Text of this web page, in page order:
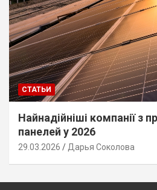
СТАТЬИ
Найнадійніші компанії з
панелей у 2026
29.03.2026 Дарья Соколова